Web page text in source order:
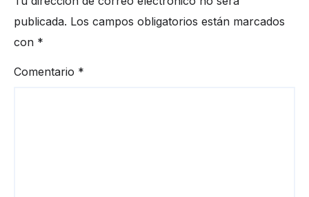
publicada. Los campos obligatorios están marcados
con *
Comentario *